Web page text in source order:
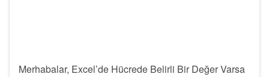
Merhabalar, Excel’de Hücrede Belirli Bir Değer Varsa